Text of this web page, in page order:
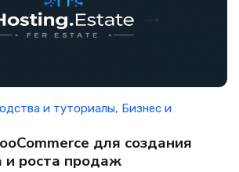
и туториалы, Бизнес и
для создания
и роста продаж